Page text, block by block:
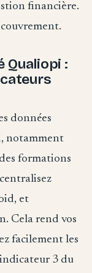
financière.
Qualiopi :
données
notamment
formations
et
Cela rend vos
facilement les
3 du